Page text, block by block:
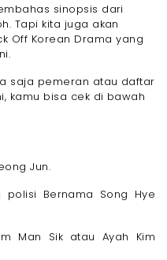
sinopsis dari
Tapi kita juga akan
Off Korean Drama yang
saja pemeran atau daftar
kamu bisa cek di bawah
Jun.
polisi Bernama Song Hye
Man Sik atau Ayah Kim